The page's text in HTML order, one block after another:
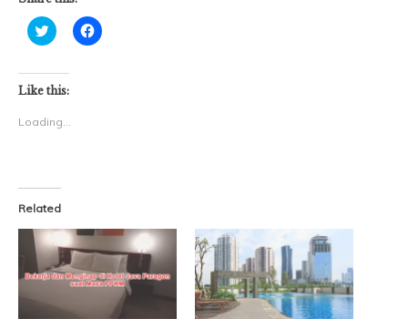
Click
to
Twitter
(Opens
in
window)
Click
to
Like this:
Loading...
Related